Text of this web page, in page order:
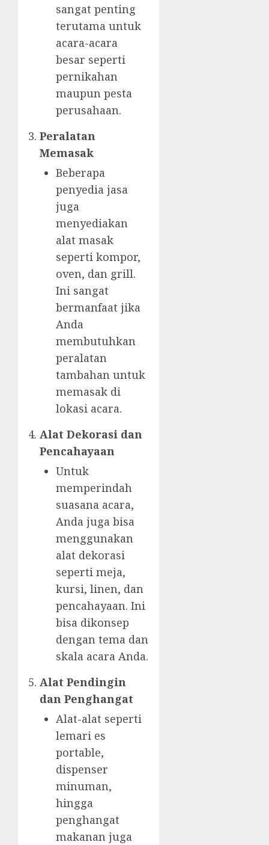
sangat penting
terutama untuk
acara-acara
besar seperti
pernikahan
maupun pesta
perusahaan.
Peralatan
Memasak
Beberapa
penyedia jasa
juga
menyediakan
alat masak
seperti kompor,
oven, dan grill.
Ini sangat
bermanfaat jika
Anda
membutuhkan
peralatan
tambahan untuk
memasak di
lokasi acara.
Alat Dekorasi dan
Pencahayaan
Untuk
memperindah
suasana acara,
Anda juga bisa
menggunakan
alat dekorasi
seperti meja,
kursi, linen, dan
pencahayaan. Ini
bisa dikonsep
dengan tema dan
skala acara Anda.
Alat Pendingin
dan Penghangat
Alat-alat seperti
lemari es
portable,
dispenser
minuman,
hingga
penghangat
makanan juga